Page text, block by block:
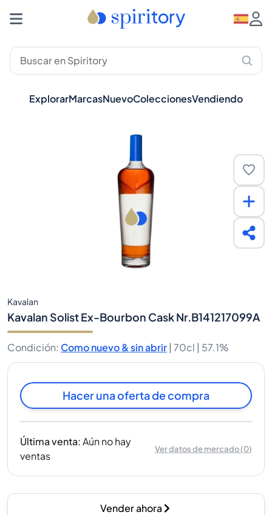
ExplorarMarcasNuevoColeccionesVendiendo
Kavalan
Kavalan Solist Ex-Bourbon Cask Nr.B141217099A
Condición: Como nuevo & sin abrir | 70cl | 57.1%
Hacer una oferta de compra
Última venta:Aún no hay
ventas
Ver datos de mercado(0)
Vender ahora